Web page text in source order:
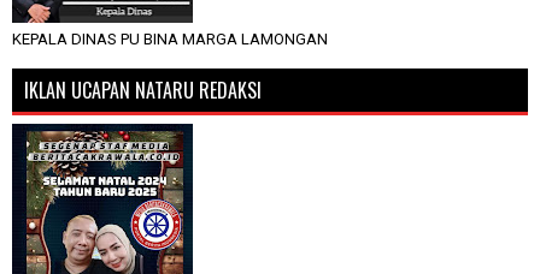
KEPALA DINAS PU BINA MARGA LAMONGAN
IKLAN UCAPAN NATARU REDAKSI